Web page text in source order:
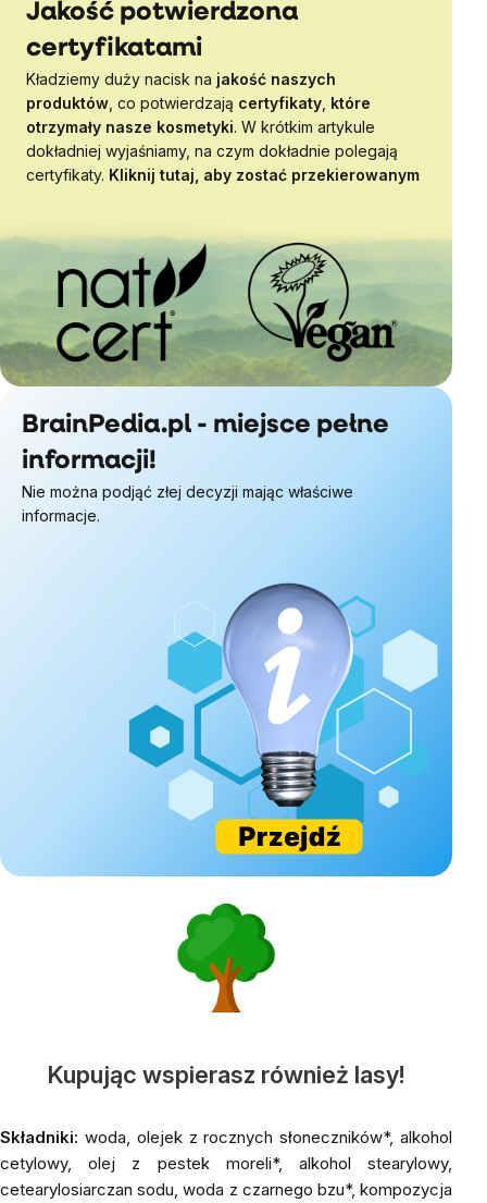
Jakość potwierdzona
certyfikatami
Kładziemy duży nacisk na jakość naszych
produktów , co potwierdzają certyfikaty które
otrzymały nasze kosmetyki. W krótkim artykule
dokładniej wyjaśniamy, na czym dokładnie polegają
certyfikaty. Kliknij tutaj, aby zostać przekierowanym
BrainPedia.pl - miejsce pełne
informacji!
Nie można podjąć złej decyzji mając właściwe
informacje.
Kupując wspierasz również lasy!
Składniki: woda, olejek z rocznych słoneczników*, alkohol
cetylowy, olej z pestek moreli*, alkohol stearylowy,
cetearylosiarczan sodu, woda z czarnego bzu*, kompozycja